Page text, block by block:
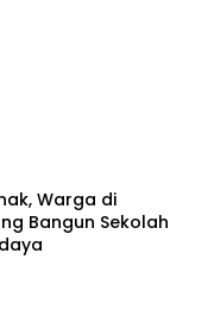
Warga di
Bangun Sekolah